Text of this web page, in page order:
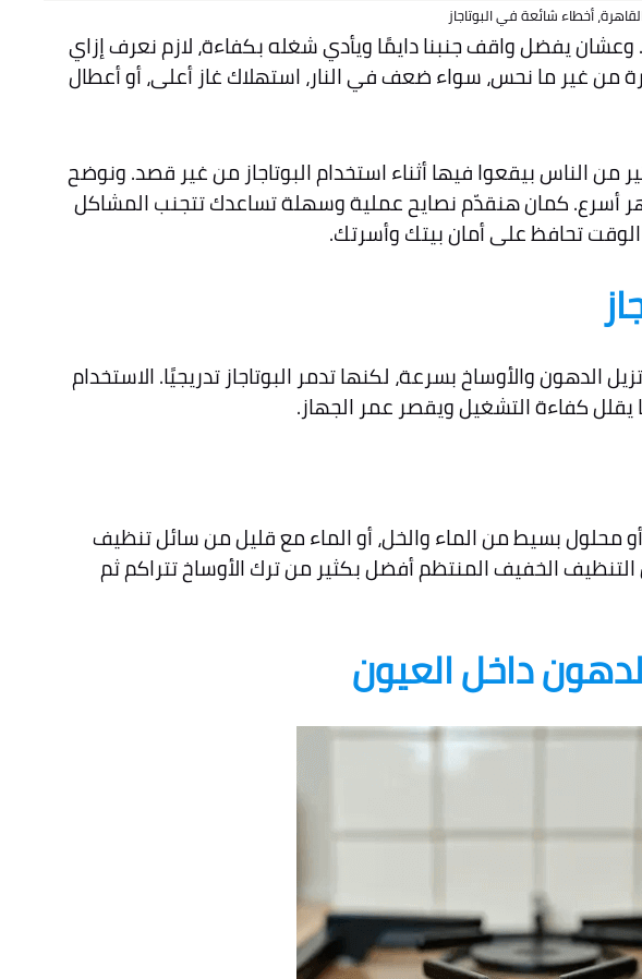
أخطاء شائعة في البوتاجاز
وعشان يفضل واقف جنبنا دايمًا ويأدي شغله بكفاءة، لازم نعرف إزاي
من غير ما نحس، سواء ضعف في النار، استهلاك غاز أعلى، أو أعطال
الناس بيقعوا فيها أثناء استخدام البوتاجاز من غير قصد. ونوضح
أسرع. كمان هنقدّم نصايح عملية وسهلة تساعدك تتجنب المشاكل
تحافظ على أمان بيتك وأسرتك.
الدهون والأوساخ بسرعة، لكنها تدمر البوتاجاز تدريجيًا. الاستخدام
كفاءة التشغيل ويقصر عمر الجهاز.
محلول بسيط من الماء والخل، أو الماء مع قليل من سائل تنظيف
الخفيف المنتظم أفضل بكثير من ترك الأوساخ تتراكم ثم
داخل العيون